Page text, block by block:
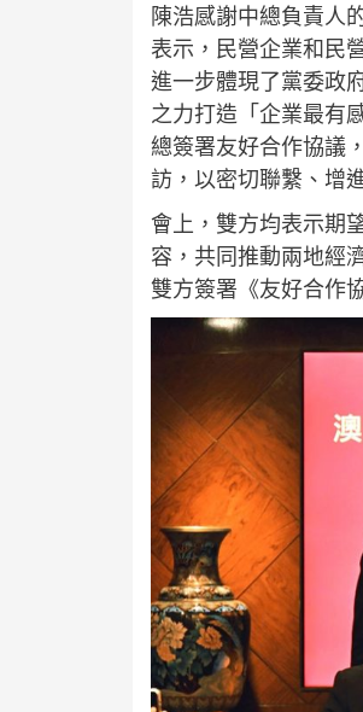
陳浩感謝中總負責人
表示，民營企業和民
進一步體現了黨委政
之力打造「企業最有
總簽署友好合作協議
訪，以密切聯繫、增
會上，雙方均表示期
容，共同推動兩地經
雙方簽署《友好合作